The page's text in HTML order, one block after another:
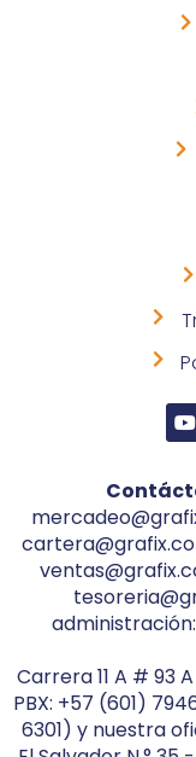
Carrera 11 A # 93
PBX: +57 (601)
6301) y nuestra